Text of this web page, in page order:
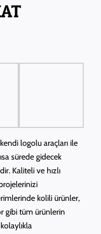
logolu araçları ile
sürede gidecek
Kaliteli ve hızlı
kolili ürünler,
gibi tüm ürünlerin